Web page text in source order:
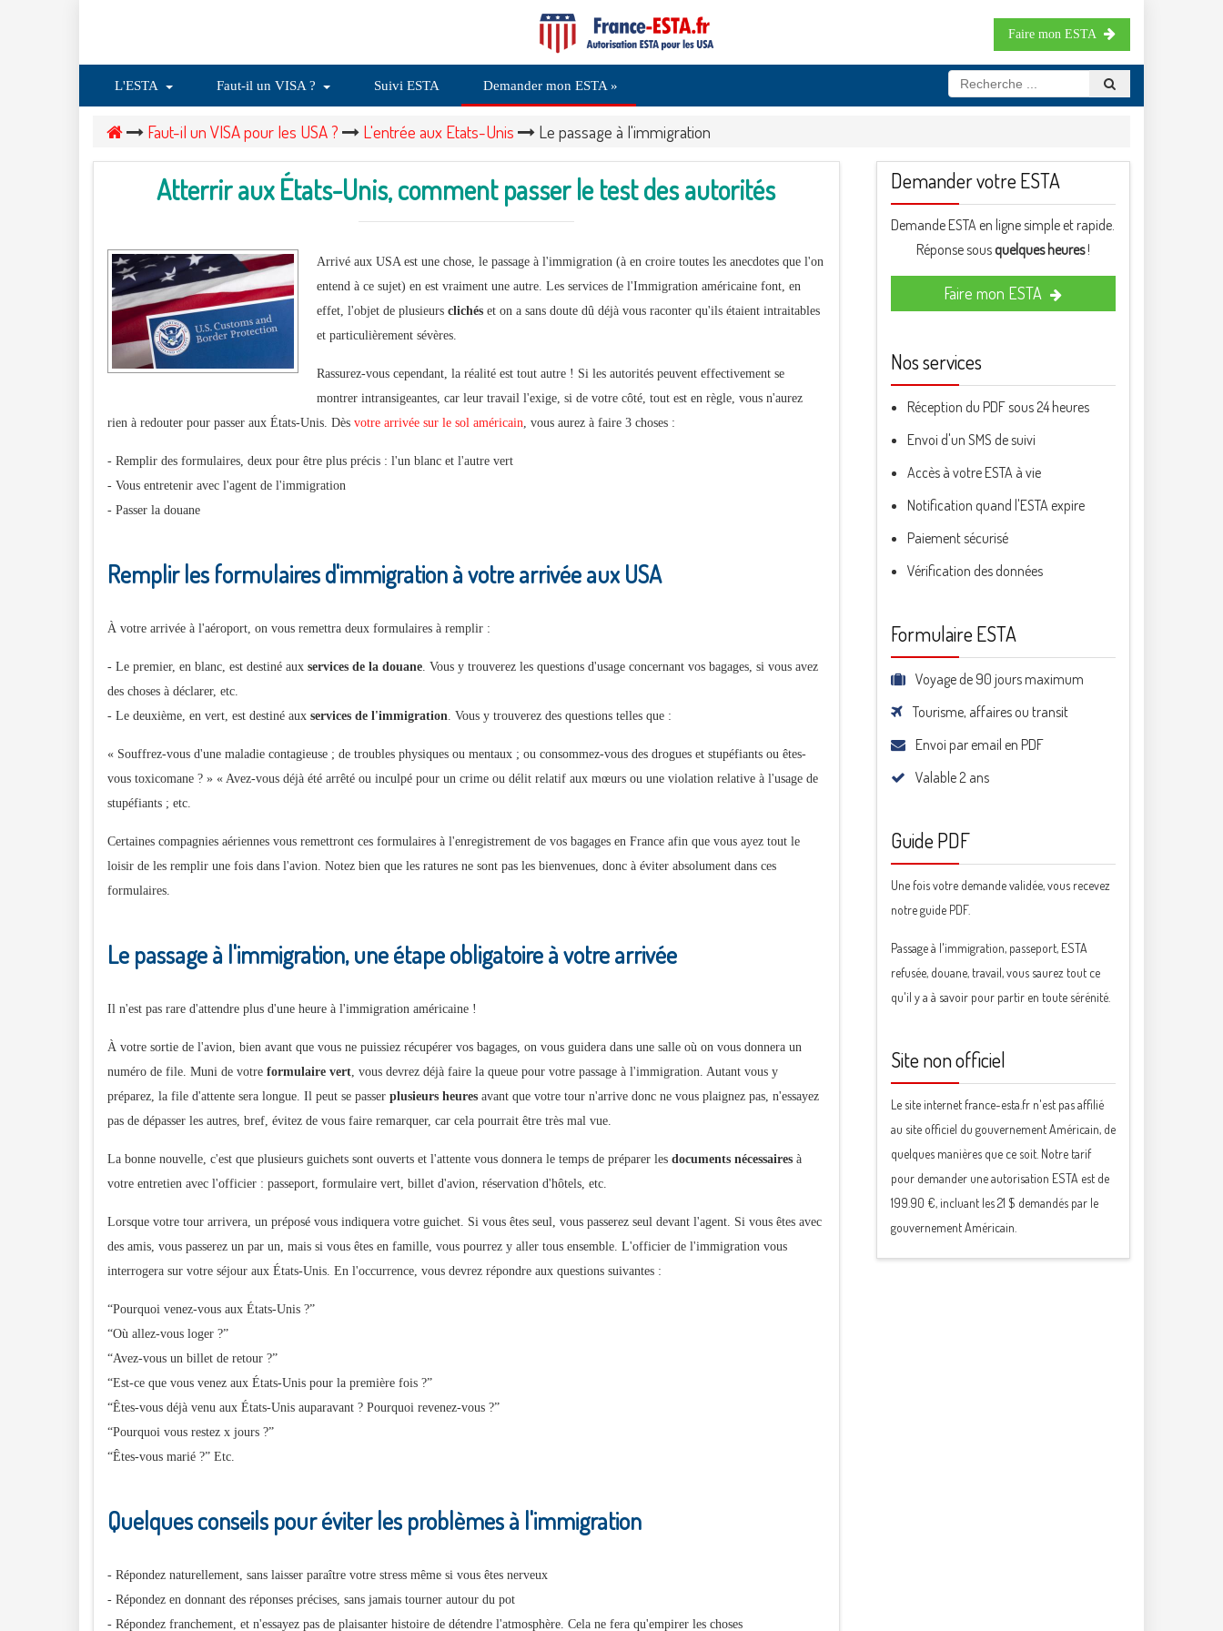
Faire mon ESTA
L'ESTA Faut-il un VISA ? Suivi ESTA Demander mon ESTA »
Faut-il un VISA pour les USA ? L'entrée aux Etats-Unis Le passage à l'immigration
Atterrir aux États-Unis, comment passer le test des autorités
Arrivé aux USA est une chose, le passage à l'immigration (à en croire toutes les anecdotes que l'on
entend à ce sujet) en est vraiment une autre. Les services de l'Immigration américaine font, en
effet, l'objet de plusieurs clichés et on a sans doute dû déjà vous raconter qu'ils étaient intraitables
et particulièrement sévères.
Rassurez-vous cependant, la réalité est tout autre ! Si les autorités peuvent effectivement se
montrer intransigeantes, car leur travail l'exige, si de votre côté, tout est en règle, vous n'aurez
rien à redouter pour passer aux États-Unis. Dès votre arrivée sur le sol américain , vous aurez à faire 3 choses :
- Remplir des formulaires, deux pour être plus précis : l'un blanc et l'autre vert
- Vous entretenir avec l'agent de l'immigration
- Passer la douane
Remplir les formulaires d'immigration à votre arrivée aux USA
À votre arrivée à l'aéroport, on vous remettra deux formulaires à remplir :
- Le premier, en blanc, est destiné aux services de la douane . Vous y trouverez les questions d'usage concernant vos bagages, si vous avez
des choses à déclarer, etc.
- Le deuxième, en vert, est destiné aux services de l'immigration . Vous y trouverez des questions telles que :
« Souffrez-vous d'une maladie contagieuse ; de troubles physiques ou mentaux ; ou consommez-vous des drogues et stupéfiants ou êtes-
vous toxicomane ? » « Avez-vous déjà été arrêté ou inculpé pour un crime ou délit relatif aux mœurs ou une violation relative à l'usage de
stupéfiants ; etc.
Certaines compagnies aériennes vous remettront ces formulaires à l'enregistrement de vos bagages en France afin que vous ayez tout le
loisir de les remplir une fois dans l'avion. Notez bien que les ratures ne sont pas les bienvenues, donc à éviter absolument dans ces
formulaires.
Le passage à l'immigration, une étape obligatoire à votre arrivée
Il n'est pas rare d'attendre plus d'une heure à l'immigration américaine !
À votre sortie de l'avion, bien avant que vous ne puissiez récupérer vos bagages, on vous guidera dans une salle où on vous donnera un
numéro de file. Muni de votre formulaire vert , vous devrez déjà faire la queue pour votre passage à l'immigration. Autant vous y
préparez, la file d'attente sera longue. Il peut se passer plusieurs heures avant que votre tour n'arrive donc ne vous plaignez pas, n'essayez
pas de dépasser les autres, bref, évitez de vous faire remarquer, car cela pourrait être très mal vue.
La bonne nouvelle, c'est que plusieurs guichets sont ouverts et l'attente vous donnera le temps de préparer les documents nécessaires à
votre entretien avec l'officier : passeport, formulaire vert, billet d'avion, réservation d'hôtels, etc.
Lorsque votre tour arrivera, un préposé vous indiquera votre guichet. Si vous êtes seul, vous passerez seul devant l'agent. Si vous êtes avec
des amis, vous passerez un par un, mais si vous êtes en famille, vous pourrez y aller tous ensemble. L'officier de l'immigration vous
interrogera sur votre séjour aux États-Unis. En l'occurrence, vous devrez répondre aux questions suivantes :
“Pourquoi venez-vous aux États-Unis ?”
“Où allez-vous loger ?”
“Avez-vous un billet de retour ?”
“Est-ce que vous venez aux États-Unis pour la première fois ?”
“Êtes-vous déjà venu aux États-Unis auparavant ? Pourquoi revenez-vous ?”
“Pourquoi vous restez x jours ?”
“Êtes-vous marié ?” Etc.
Quelques conseils pour éviter les problèmes à l'immigration
- Répondez naturellement, sans laisser paraître votre stress même si vous êtes nerveux
- Répondez en donnant des réponses précises, sans jamais tourner autour du pot
- Répondez franchement, et n'essayez pas de plaisanter histoire de détendre l'atmosphère. Cela ne fera qu'empirer les choses
Demander votre ESTA
Demande ESTA en ligne simple et rapide.
Réponse sous quelques heures!
Faire mon ESTA
Nos services
Réception du PDF sous 24 heures
Envoi d'un SMS de suivi
Accès à votre ESTA à vie
Notification quand l'ESTA expire
Paiement sécurisé
Vérification des données
Formulaire ESTA
Voyage de 90 jours maximum
Tourisme, affaires ou transit
Envoi par email en PDF
Valable 2 ans
Guide PDF
Une fois votre demande validée, vous recevez
notre guide PDF.
Passage à l'immigration, passeport, ESTA
refusée, douane, travail, vous saurez tout ce
qu'il y a à savoir pour partir en toute sérénité.
Site non officiel
Le site internet france-esta.fr n'est pas affilié
au site officiel du gouvernement Américain, de
quelques manières que ce soit. Notre tarif
pour demander une autorisation ESTA est de
199.90 €, incluant les 21 $ demandés par le
gouvernement Américain.